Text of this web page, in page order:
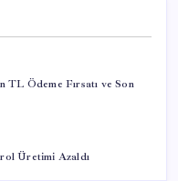
TL Ödeme Fırsatı ve Son
Üretimi Azaldı